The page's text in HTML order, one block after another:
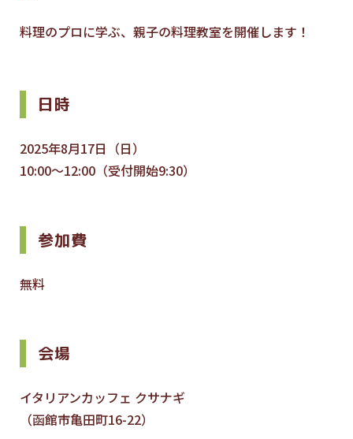
料理のプロに学ぶ、親子の料理教室を開催します！
日時
2025年8月17日（日）
10:00〜12:00（受付開始9:30）
参加費
無料
会場
イタリアンカッフェ クサナギ
（函館市亀田町16-22）